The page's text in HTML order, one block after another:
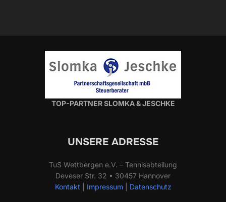
TOP-PARTNER SLOMKA & JESCHKE
UNSERE ADRESSE
TuS Wettbergen e.V. – Tennisabteilung
Deveser Str. 32 • 30457 Hannover
Kontakt
Impressum| Datenschutz